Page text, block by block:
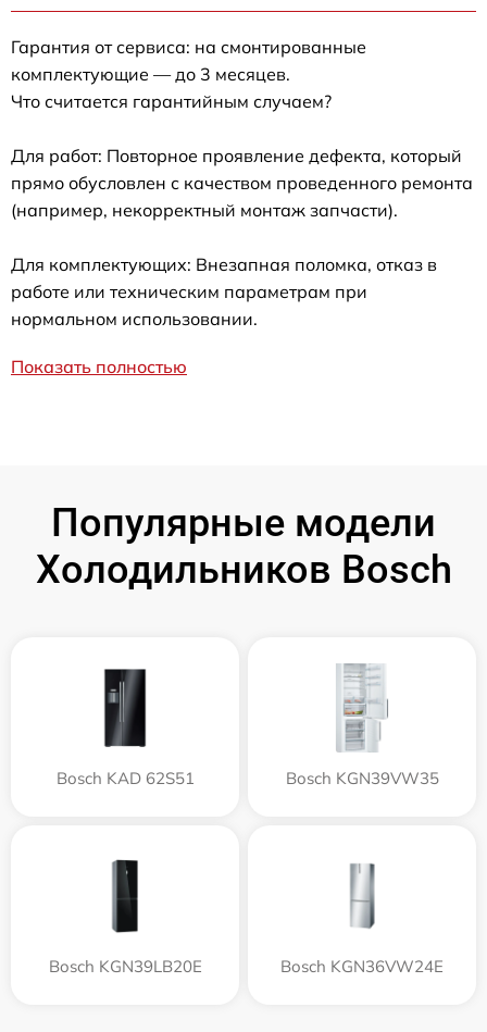
Гарантия от сервиса: на смонтированные
комплектующие — до 3 месяцев.
Что считается гарантийным случаем?
Для работ: Повторное проявление дефекта, который
прямо обусловлен с качеством проведенного ремонта
(например, некорректный монтаж запчасти).
Для комплектующих: Внезапная поломка, отказ в
работе или техническим параметрам при
нормальном использовании.
Показать полностью
Популярные модели
Холодильников Bosch
Bosch KAD 62S51 Bosch KGN39VW35
Bosch KGN39LB20E Bosch KGN36VW24E